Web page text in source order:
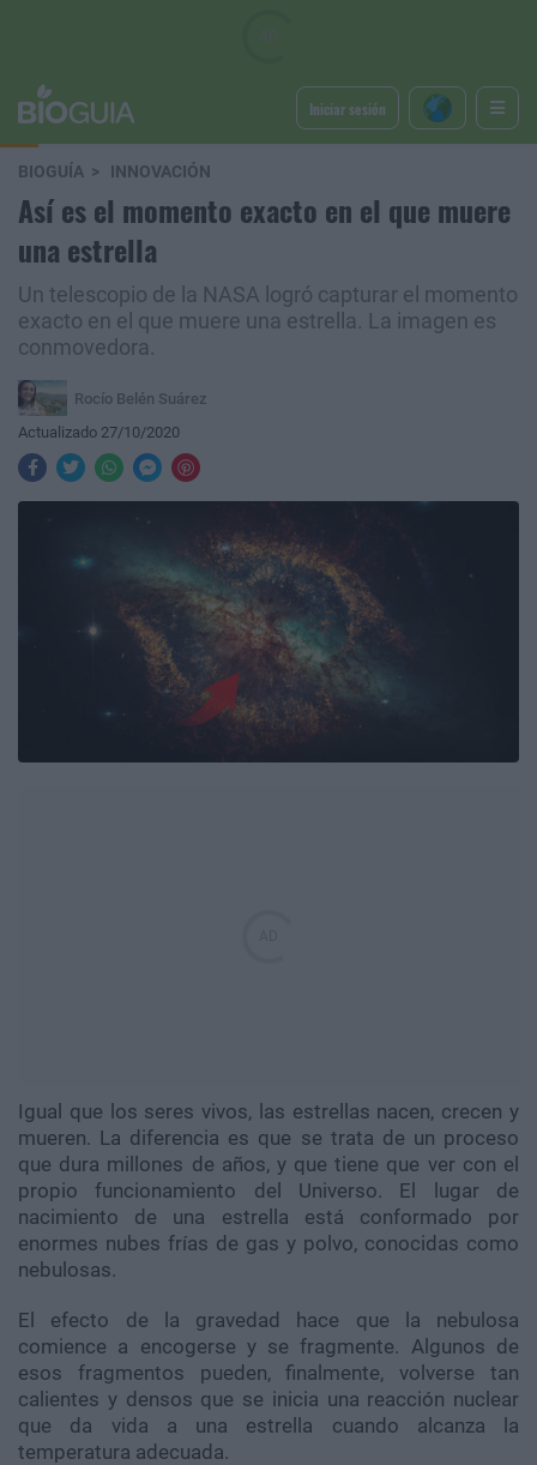
Iniciar sesión
BIOGUÍA INNOVACIÓN
Así es el momento exacto en el que muere
una estrella
Un telescopio de la NASA logró capturar el momento
exacto en el que muere una estrella. La imagen es
conmovedora.
Rocío Belén Suárez
Actualizado 27/10/2020
Igual que los seres vivos, las estrellas nacen, crecen y
mueren. La diferencia es que se trata de un proceso
que dura millones de años, y que tiene que ver con el
propio funcionamiento del Universo. El lugar de
nacimiento de una estrella está conformado por
enormes nubes frías de gas y polvo, conocidas como
nebulosas.
El efecto de la gravedad hace que la nebulosa
comience a encogerse y se fragmente. Algunos de
esos fragmentos pueden, finalmente, volverse tan
calientes y densos que se inicia una reacción nuclear
que da vida a una estrella cuando alcanza la
temperatura adecuada.